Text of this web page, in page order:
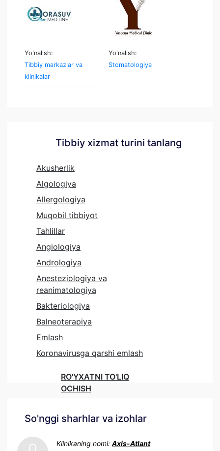
Yo'nalish:
Tibbiy markazlar va
klinikalar
Yo'nalish:
Stomatologiya
Tibbiy xizmat turini tanlang
Akusherlik
Algologiya
Allergologiya
Muqobil tibbiyot
Tahlillar
Angiologiya
Andrologiya
Anesteziologiya va
reanimatologiya
Bakteriologiya
Balneoterapiya
Emlash
Koronavirusga qarshi emlash
RO'YXATNI TO'LIQ
OCHISH
So'nggi sharhlar va izohlar
Klinikaning nomi: Axis-Atlant